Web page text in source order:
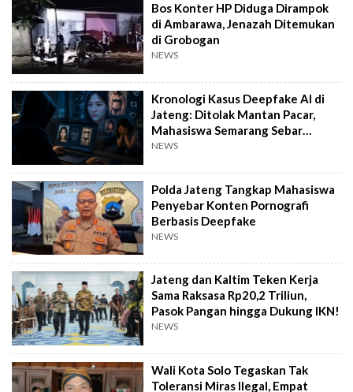
Bos Konter HP Diduga Dirampok
di Ambarawa, Jenazah Ditemukan
di Grobogan
NEWS
Kronologi Kasus Deepfake AI di
Jateng: Ditolak Mantan Pacar,
Mahasiswa Semarang Sebar
Konten Porno
NEWS
Polda Jateng Tangkap Mahasiswa
Penyebar Konten Pornografi
Berbasis Deepfake
NEWS
Jateng dan Kaltim Teken Kerja
Sama Raksasa Rp20,2 Triliun,
Pasok Pangan hingga Dukung IKN!
NEWS
Wali Kota Solo Tegaskan Tak
Toleransi Miras Ilegal, Empat